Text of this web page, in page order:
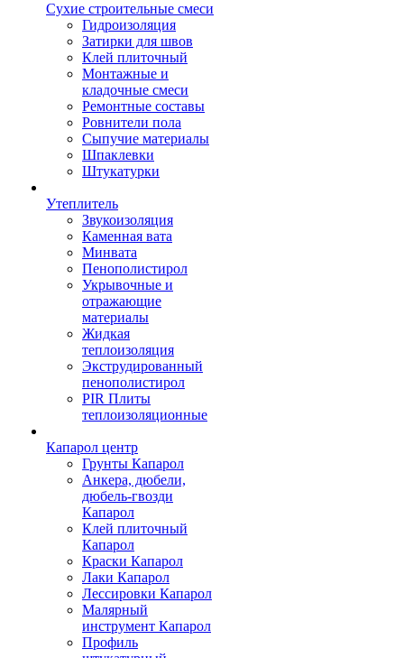
Сухие строительные смеси
Гидроизоляция
Затирки для швов
Клей плиточный
Монтажные и
кладочные смеси
Ремонтные составы
Ровнители пола
Сыпучие материалы
Шпаклевки
Штукатурки
Утеплитель
Звукоизоляция
Каменная вата
Минвата
Пенополистирол
Укрывочные и
отражающие
материалы
Жидкая
теплоизоляция
Экструдированный
пенополистирол
PIR Плиты
теплоизоляционные
Капарол центр
Грунты Капарол
Анкера, дюбели,
дюбель-гвозди
Капарол
Клей плиточный
Капарол
Краски Капарол
Лаки Капарол
Лессировки Капарол
Малярный
инструмент Капарол
Профиль